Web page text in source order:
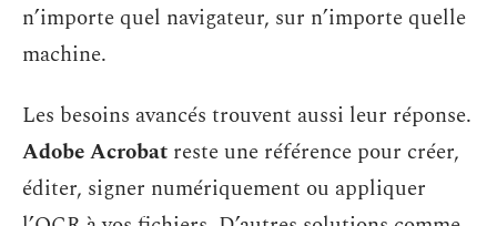
n’importe quel navigateur, sur n’importe quelle
machine.
Les besoins avancés trouvent aussi leur réponse.
Adobe Acrobat reste une référence pour créer,
éditer, signer numériquement ou appliquer